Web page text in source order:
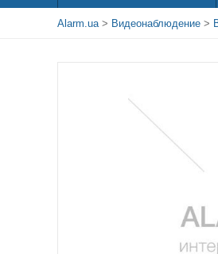
Alarm.ua> Видеонаблюдение >